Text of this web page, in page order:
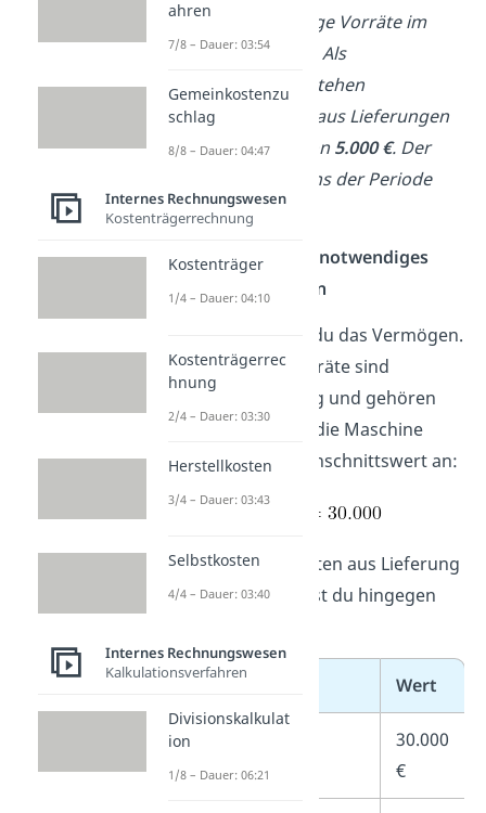
betriebsnotwendige Vorräte im
Wert von10.000 €
. Als
Abzugskapital bestehen
Verbindlichkeiten aus Lieferungen
und Leistungen von 5.000 €. Der
relevante Marktzins der Periode
beträgt6 %.
Schritt 1: Betriebsnotwendiges
Kapital bestimmen
Zuerst bereinigst du das Vermögen.
Maschine und Vorräte sind
betriebsnotwendig und gehören
zur Zinsbasis. Für die Maschine
setzt du den Durchschnittswert an:
Die Verbindlichkeiten aus Lieferung
und Leistung ziehst du hingegen
Position Wert
Maschine (AK/2)
30.000
€
ahren
7/8 – Dauer: 03:54
Gemeinkostenzu
schlag
8/8 – Dauer: 04:47
Internes Rechnungswesen
Kostenträgerrechnung
Kostenträger
1/4 – Dauer: 04:10
Kostenträgerrec
hnung
2/4 – Dauer: 03:30
Herstellkosten
3/4 – Dauer: 03:43
Selbstkosten
4/4 – Dauer: 03:40
Internes Rechnungswesen
Kalkulationsverfahren
Divisionskalkulat
ion
1/8 – Dauer: 06:21